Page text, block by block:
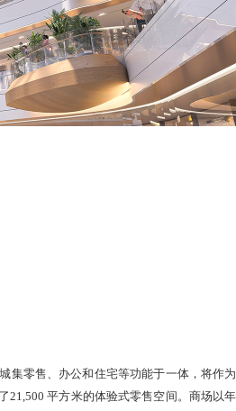
集零售、办公和住宅等功能于一体，将作
平方米的体验式零售空间。商场以